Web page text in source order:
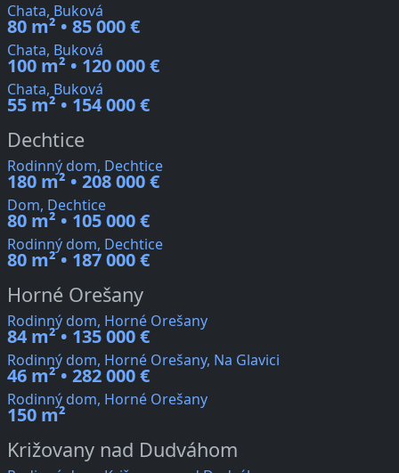
Chata, Buková
80 m² • 85 000 €
Chata, Buková
100 m² • 120 000 €
Chata, Buková
55 m² • 154 000 €
Dechtice
Rodinný dom, Dechtice
180 m² • 208 000 €
Dom, Dechtice
80 m² • 105 000 €
Rodinný dom, Dechtice
80 m² • 187 000 €
Horné Orešany
Rodinný dom, Horné Orešany
84 m² • 135 000 €
Rodinný dom, Horné Orešany, Na Glavici
46 m² • 282 000 €
Rodinný dom, Horné Orešany
150 m²
Križovany nad Dudváhom